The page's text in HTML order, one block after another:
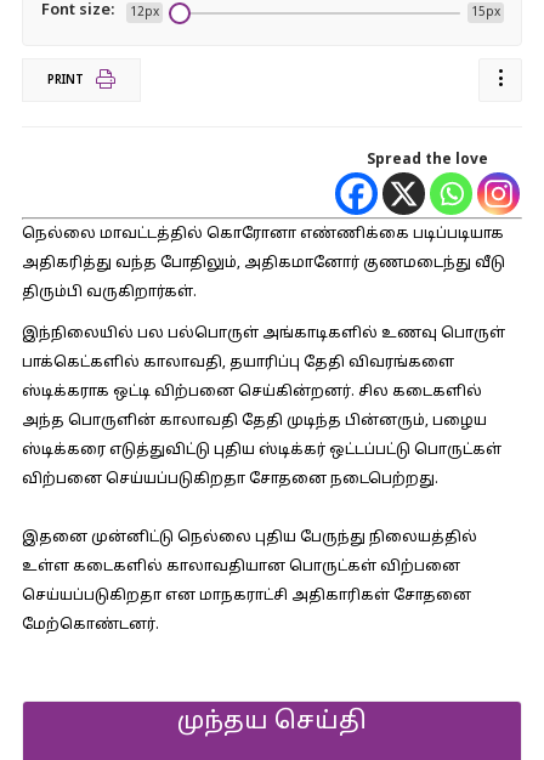
Font size: 12px 15px
PRINT
Spread the love
நெல்லை மாவட்டத்தில் கொரோனா எண்ணிக்கை படிப்படியாக
அதிகரித்து வந்த போதிலும், அதிகமானோர் குணமடைந்து வீடு
திரும்பி வருகிறார்கள்.
இந்நிலையில் பல பல்பொருள் அங்காடிகளில் உணவு பொருள்
பாக்கெட்களில் காலாவதி, தயாரிப்பு தேதி விவரங்களை
ஸ்டிக்கராக ஒட்டி விற்பனை செய்கின்றனர். சில கடைகளில்
அந்த பொருளின் காலாவதி தேதி முடிந்த பின்னரும், பழைய
ஸ்டிக்கரை எடுத்துவிட்டு புதிய ஸ்டிக்கர் ஒட்டப்பட்டு பொருட்கள்
விற்பனை செய்யப்படுகிறதா சோதனை நடைபெற்றது.
இதனை முன்னிட்டு நெல்லை புதிய பேருந்து நிலையத்தில்
உள்ள கடைகளில் காலாவதியான பொருட்கள் விற்பனை
செய்யப்படுகிறதா என மாநகராட்சி அதிகாரிகள் சோதனை
மேற்கொண்டனர்.
முந்தய செய்தி